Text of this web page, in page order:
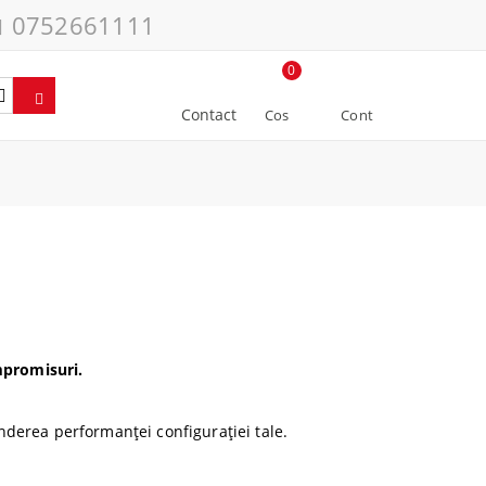
0752661111
Contact Cos
0
Cont
performanței configurației tale.